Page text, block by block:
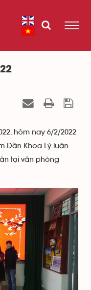
hôm nay 6/2/2022
Dần Khoa Lý luận
tại văn phòng